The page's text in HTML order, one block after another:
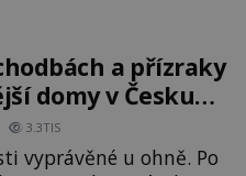
to utajit, někteří z
a přízraky
domy v Česku
3.3TIS
vyprávěné u ohně. Po